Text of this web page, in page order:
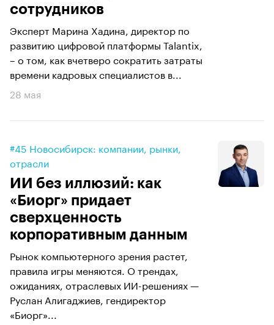
сотрудников
Эксперт Марина Хадина, директор по
развитию цифровой платформы Talantix,
– о том, как вчетверо сократить затраты
времени кадровых специалистов в...
28 мая
#45 Новосибирск: компании, рынки,
отрасли
ИИ без иллюзий: как
«Биорг» придает
сверхценность
корпоративным данным
Рынок компьютерного зрения растет,
правила игры меняются. О трендах,
ожиданиях, отраслевых ИИ-решениях —
Руслан Алигаджиев, гендиректор
«Биорг»...